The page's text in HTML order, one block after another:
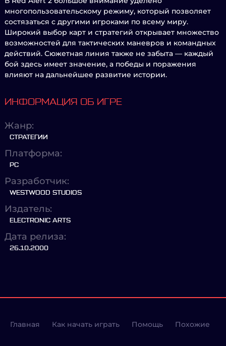
многопользовательскому режиму, который позволяет
состязаться с другими игроками по всему миру.
Широкий выбор карт и стратегий открывает множество
возможностей для тактических маневров и командных
действий. Сюжетная линия также не забыта — каждый
бой здесь имеет значение, а победы и поражения
влияют на дальнейшее развитие истории.
ИНФОРМАЦИЯ ОБ ИГРЕ
Жанр:
СТРАТЕГИИ
Платформа:
PC
Разработчик:
WESTWOOD STUDIOS
Издатель:
ELECTRONIC ARTS
Дата релиза:
26.10.2000
Главная Как начать играть Помощь Похожие